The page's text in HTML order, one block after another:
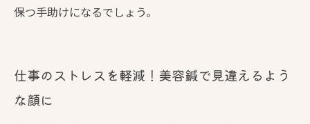
保つ手助けになるでしょう。
仕事のストレスを軽減！美容鍼で見違えるよう
な顔に